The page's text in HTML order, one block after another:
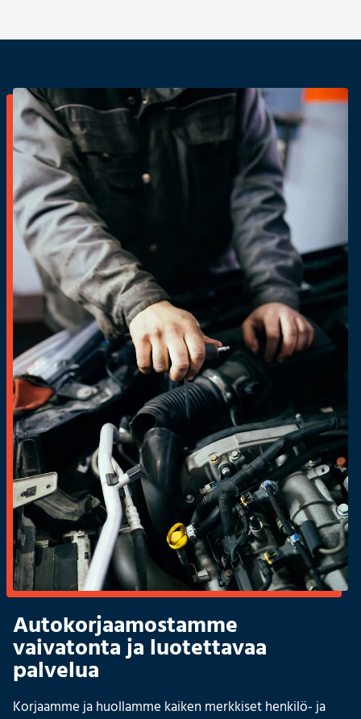
Autokorjaamostamme
vaivatonta ja luotettavaa
palvelua
Korjaamme ja huollamme kaiken merkkiset henkilö- ja